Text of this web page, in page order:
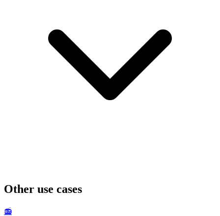
Other use cases
📻